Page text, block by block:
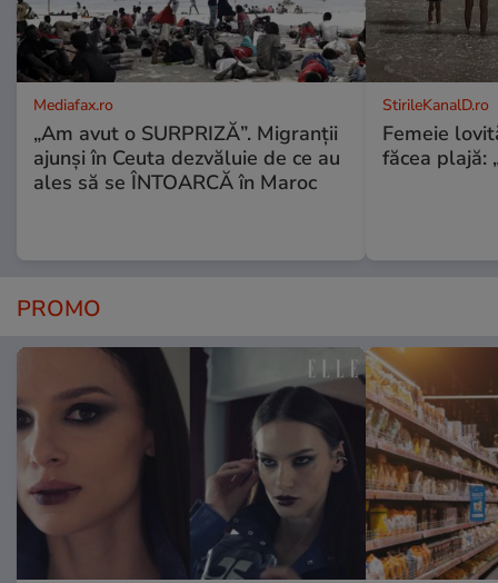
Mediafax.ro
„Am avut o SURPRIZĂ”. Migranții
ajunși în Ceuta dezvăluie de ce au
ales să se ÎNTOARCĂ în Maroc
StirileKanalD.ro
Femeie
făcea plajă:
PROMO